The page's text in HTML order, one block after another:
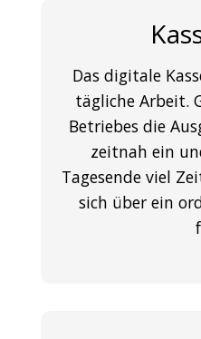
Das digitale
tägliche Arbeit.
Betriebes die
zeitnah ein
Tagesende viel
sich über ein